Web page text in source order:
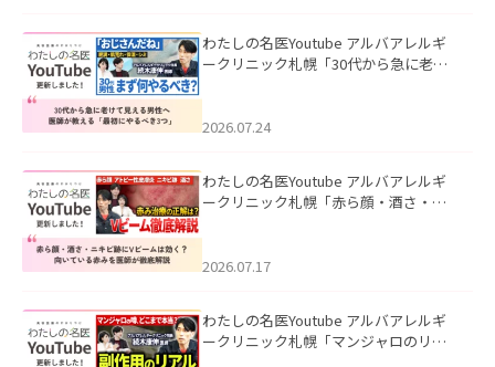
わたしの名医Youtube アルバアレルギ
ークリニック札幌「30代から急に老け
た。
2026.07.24
わたしの名医Youtube アルバアレルギ
ークリニック札幌「赤ら顔・酒さ・ニ
した。
2026.07.17
わたしの名医Youtube アルバアレルギ
ークリニック札幌「マンジャロのリア